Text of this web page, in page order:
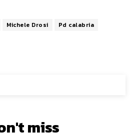
Michele Drosi
Pd calabria
miss